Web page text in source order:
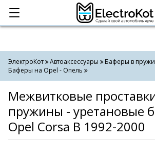
Категории Поиск
ЭлектроКот Автоаксессуары
Баферы в
Баферы на Opel - Опель
Межвитковые
пружины - уретановые
Opel Corsa B 1992-2000